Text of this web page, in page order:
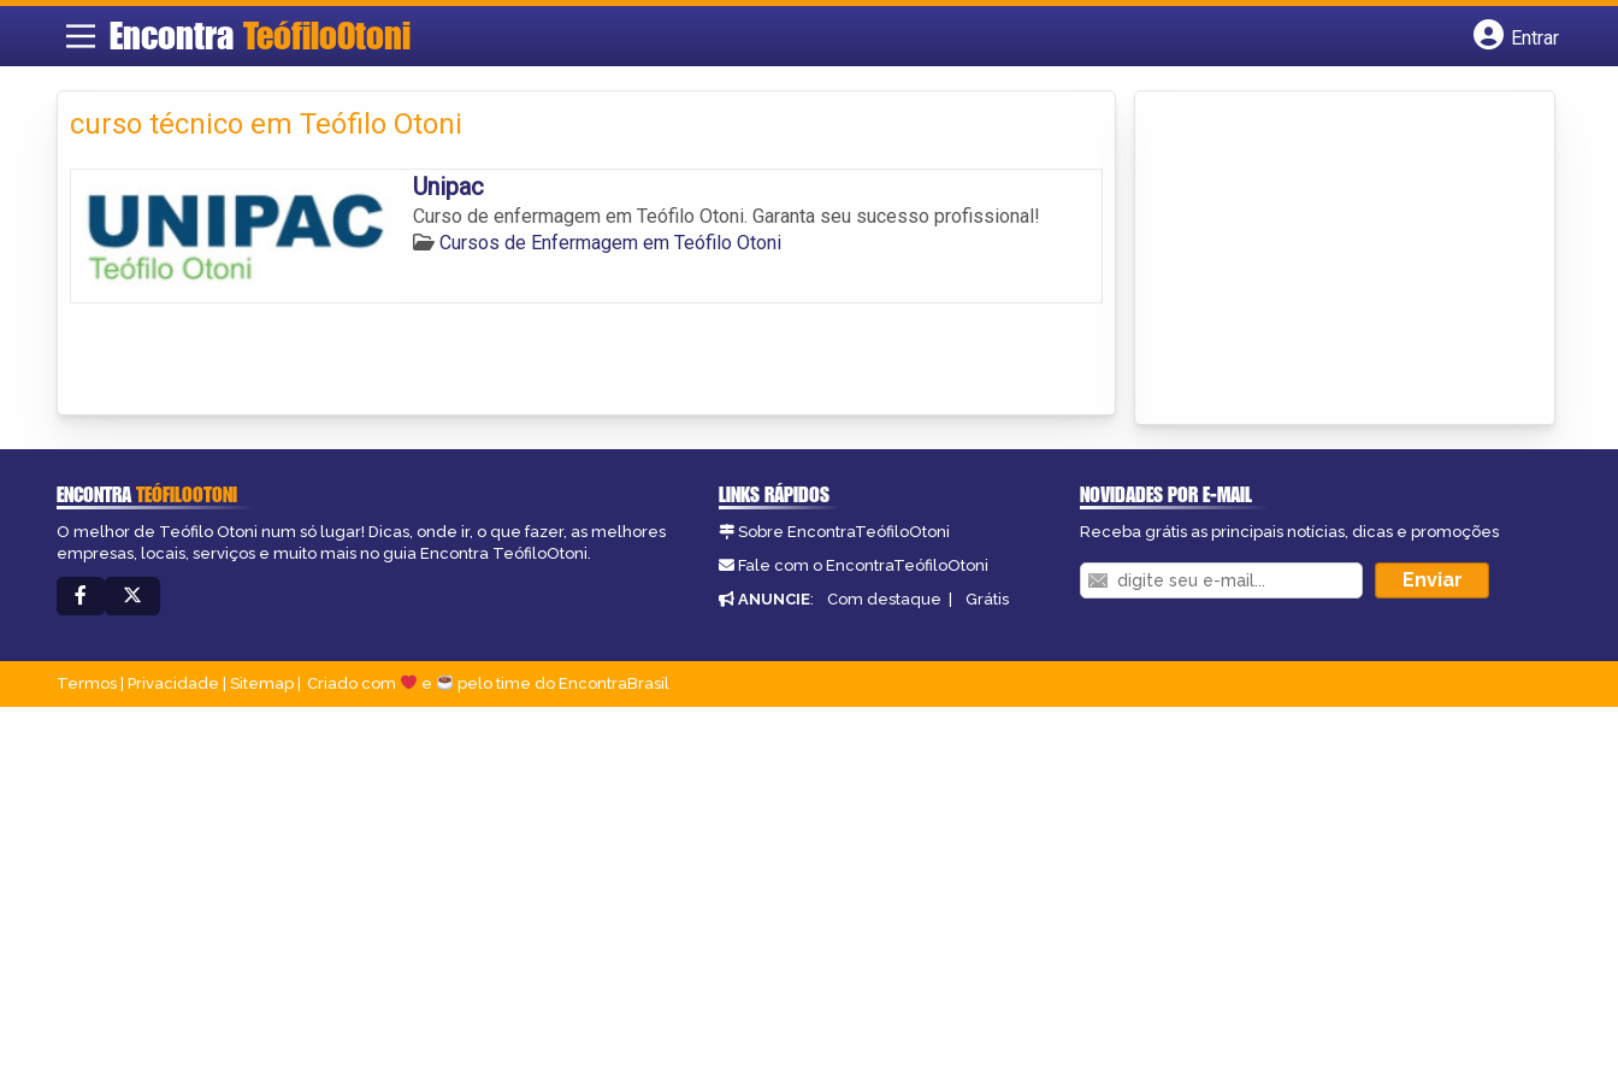
Encontra TeófiloOtoni
Entrar
curso técnico em Teófilo Otoni
Unipac
Curso de enfermagem em Teófilo Otoni. Garanta seu sucesso profissional!
Cursos de Enfermagem em Teófilo Otoni
ENCONTRATEÓFILOOTONI
O melhor de Teófilo Otoni num só lugar! Dicas, onde ir, o que fazer, as melhores
empresas, locais, serviços e muito mais no guia Encontra TeófiloOtoni.
LINKS RÁPIDOS
Sobre EncontraTeófiloOtoni
Fale com o EncontraTeófiloOtoni
ANUNCIE: Com destaque | Grátis
NOVIDADES POR E-MAIL
Receba grátis as principais notícias, dicas e promoções
Termos Privacidade Sitemap Criado com e pelo time do EncontraBrasil